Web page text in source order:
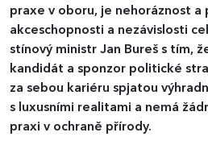
praxe v oboru, je nehoráznost a
akceschopnosti a nezávislosti
stínový ministr Jan Bureš s tím,
kandidát a sponzor politické
za sebou kariéru spjatou
s luxusními realitami a nemá
praxi v ochraně přírody.